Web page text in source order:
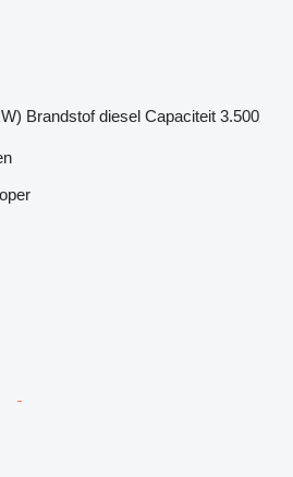
Brandstof diesel Capaciteit 3.500